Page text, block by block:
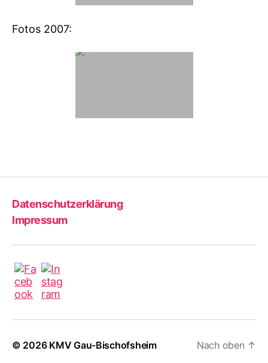
Fotos 2007:
Datenschutzerklärung
Impressum
© 2026 KMV Gau-Bischofsheim
Nach oben ↑